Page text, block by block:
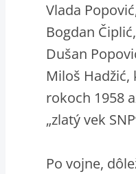
Vlada
Bogdan
Dušan
Miloš
rokoch 1958
„zlatý vek
Po vojne,